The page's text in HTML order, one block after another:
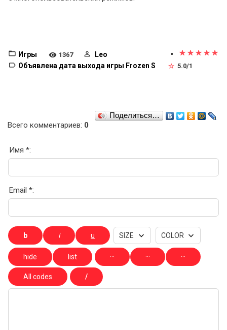
Игры 1367
Leo
Объявлена дата выхода игры Frozen S
5.0/1
Поделиться…
Всего комментариев: 0
Имя *:
Email *: